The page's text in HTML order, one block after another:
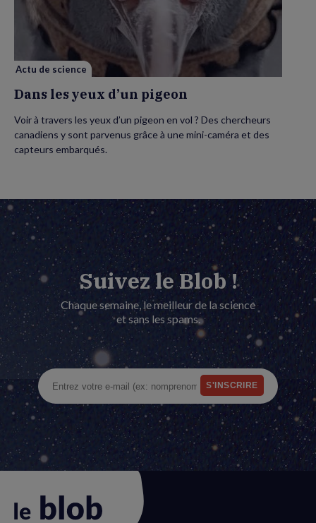
Actu de science
Dans les yeux d’un pigeon
Voir à travers les yeux d’un pigeon en vol ? Des chercheurs
canadiens y sont parvenus grâce à une mini-caméra et des
capteurs embarqués.
Suivez le Blob !
Chaque semaine, le meilleur de la science
et sans les spams.